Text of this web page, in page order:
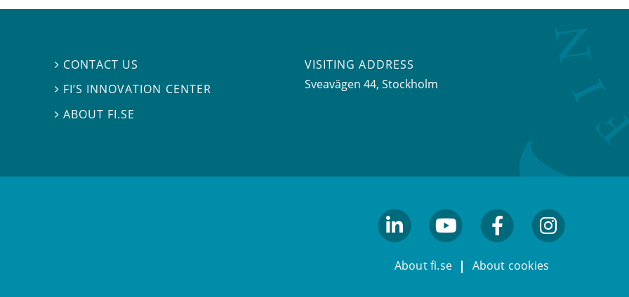
 CONTACT US
 FI’S INNOVATION CENTER
 ABOUT FI.SE
VISITING ADDRESS
Sveavägen 44, Stockholm
About fi.se About cookies